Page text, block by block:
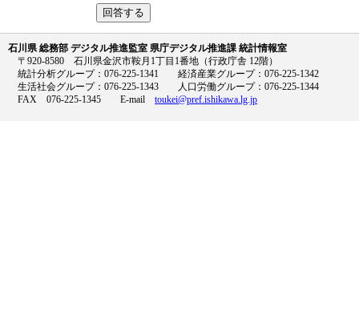
石川県 総務部 デジタル推進監室 県庁デジタル推進課 統計情報室
〒920-8580 石川県金沢市鞍月1丁目1番地（行政庁舎 12階）
統計分析グループ：076-225-1341 経済産業グループ：076-225-1342
生活社会グループ：076-225-1343 人口労働グループ：076-225-1344
FAX 076-225-1345 E-mail toukei@pref.ishikawa.lg.jp